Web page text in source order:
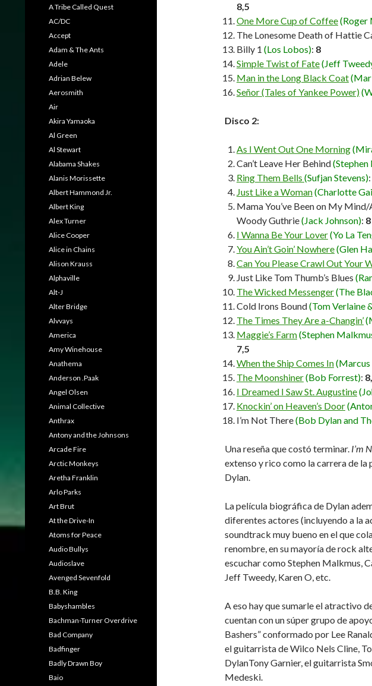
8,5
One More Cup of Coffee(Roger
The Lonesome Death of Hattie
Billy 1 (Los Lobos): 8
Simple Twist of Fate(Jeff
Man in the Long Black Coat
Señor (Tales of Yankee Power)
Disco 2:
As I Went Out One Morning
Can’t Leave Her Behind(Stephen
Ring Them Bells (Sufjan Stevens):
Just Like a Woman(Charlotte
Mama You’ve Been on My
Woody Guthrie(Jack Johnson): 8
I Wanna Be Your Lover(Yo La
You Ain’t Goin’ Nowhere(Glen
Can You Please Crawl Out Your
Just Like Tom Thumb’s Blues
The Wicked Messenger(The
Cold Irons Bound(Tom Verlaine
The Times They Are a-Changin’
Maggie’s Farm(Stephen
7,5
When the Ship Comes In(Marcus
The Moonshiner(Bob Forrest):
I Dreamed I Saw St. Augustine
Knockin’ on Heaven’s Door
I’m Not There(Bob Dylan and
Una reseña que costó terminar. I’m
extenso y rico como la carrera de la
Dylan.
La película biográfica de Dylan
diferentes actores (incluyendo a la
soundtrack muy bueno en el que
renombre, en su mayoría de rock
escuchar como Stephen Malkmus,
Jeff Tweedy, Karen O, etc.
A eso hay que sumarle el atractivo
cuentan con un súper grupo de
Bashers” conformado por Lee
el guitarrista de Wilco Nels Cline,
DylanTony Garnier, el guitarrista
Medeski.
A Tribe Called Quest
AC/DC
Accept
Adam & The Ants
Adele
Adrian Belew
Aerosmith
Air
Akira Yamaoka
Al Green
Al Stewart
Alabama Shakes
Alanis Morissette
Albert Hammond Jr.
Albert King
Alex Turner
Alice Cooper
Alice in Chains
Alison Krauss
Alphaville
Alt-J
Alter Bridge
Alvvays
America
Amy Winehouse
Anathema
Anderson .Paak
Angel Olsen
Animal Collective
Anthrax
Antony and the Johnsons
Arcade Fire
Arctic Monkeys
Aretha Franklin
Arlo Parks
Art Brut
At the Drive-In
Atoms for Peace
Audio Bullys
Audioslave
Avenged Sevenfold
B.B. King
Babyshambles
Bachman-Turner Overdrive
Bad Company
Badfinger
Badly Drawn Boy
Baio